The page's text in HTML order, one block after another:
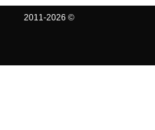
2011-2026 ©